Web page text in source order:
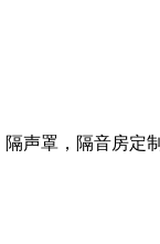
声罩，隔音房定